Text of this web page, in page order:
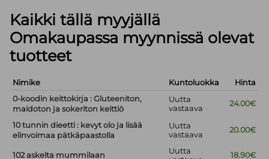
Kaikki tällä myyjällä
Omakaupassa myynnissä olevat
tuotteet
Nimike Kuntoluokka
Hinta
0-koodin keittokirja : Gluteeniton,
maidoton ja sokeriton keittiö
Uutta
vastaava
24.00€
10 tunnin dieetti : kevyt olo ja lisää
elinvoimaa pätkäpaastolla
Uutta
vastaava
20.00€
102 askelta mummilaan
Uutta
18.90€